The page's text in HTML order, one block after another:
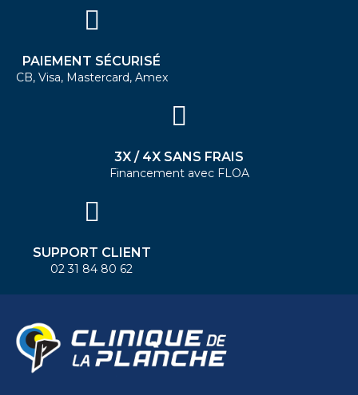
PAIEMENT SÉCURISÉ
CB, Visa, Mastercard, Amex
3X / 4X SANS FRAIS
Financement avec FLOA
SUPPORT CLIENT
02 31 84 80 62